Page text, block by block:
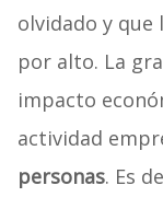
olvidado y que
por alto. La
impacto
actividad
personas. Es